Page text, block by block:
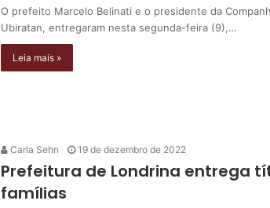
O prefeito Marcelo Belinati e o presidente da
Ubiratan, entregaram nesta segunda-feira (9),…
Leia mais »
Carla Sehn 19 de dezembro de 2022
Prefeitura de Londrina entrega
famílias